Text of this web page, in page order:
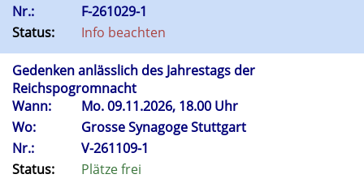
Nr.:
F-261029-1
Status:
Info beachten
Gedenken anlässlich des Jahrestags der
Reichspogromnacht
Wann:
Mo.09.11.2026, 18.00 Uhr
Wo:
Grosse Synagoge Stuttgart
Nr.:
V-261109-1
Status:
Plätze frei